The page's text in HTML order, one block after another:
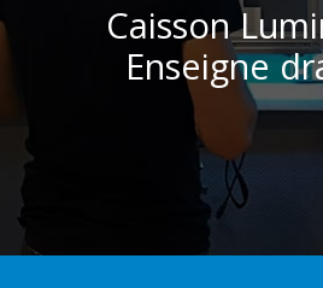
Caisson
Enseigne